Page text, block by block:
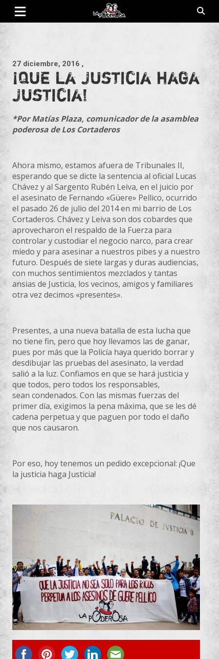
Saltar
contenido
27 diciembre, 2016 ,
¡Que la Justicia haga
Justicia!
*Por Matías Plaza, comunicador de la asamblea
poderosa de Los Cortaderos
Ahora mismo, estamos afuera de Tribunales II,
esperando que se dicte la sentencia al oficial Lucas
Chávez y al Sargento Rubén Leiva, en el juicio por
el asesinato de Fernando «Güere» Pellico, ocurrido
el pasado 26 de julio del 2014 en mi barrio de Los
Cortaderos. Chávez y Leiva son dos cobardes que
aprovecharon el respaldo de la Fuerza para
controlar y custodiar el negocio narco, para crear
miedo y para asesinar a nuestros pibes y a nuestro
futuro. Después de siete largas y duras audiencias,
con muchos sentimientos mezclados y tantas
ansias de Justicia, los vecinos, amigos y familiares
otra vez decimos «presentes».
Presentes, a una nueva batalla de esta lucha que
no tiene fin, pero que hoy llevamos las de ganar,
pues por más que la Policía haya querido borrar y
desdibujar las pruebas del asesinato, la verdad
salió a la luz. Confiamos en que se hará justicia y
que todos, pero todos los responsables,
sean condenados. Con las mismas fuerzas del
primer día, exigimos la pena máxima, que se les dé
cadena perpetua y que paguen por todo el daño
que nos causaron.
Por eso, hoy tenemos un pedido excepcional: ¡Que
la justicia haga Justicia!